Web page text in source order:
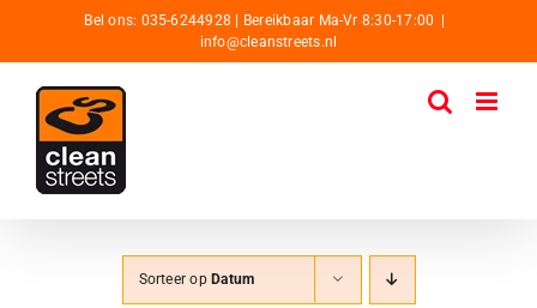
Bel ons: 035-6244928 | Bereikbaar Ma-Vr 8:30-17:00
info@cleanstreets.nl
Sorteer op Datum